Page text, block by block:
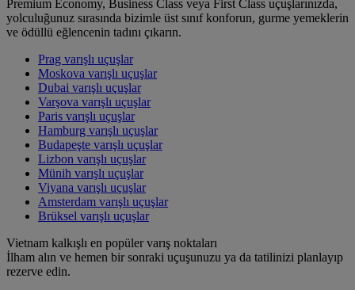
Premium Economy, Business Class veya First Class uçuşlarınızda,
yolculuğunuz sırasında bizimle üst sınıf konforun, gurme yemeklerin
ve ödüllü eğlencenin tadını çıkarın.
Prag varışlı uçuşlar
Moskova varışlı uçuşlar
Dubai varışlı uçuşlar
Varşova varışlı uçuşlar
Paris varışlı uçuşlar
Hamburg varışlı uçuşlar
Budapeşte varışlı uçuşlar
Lizbon varışlı uçuşlar
Münih varışlı uçuşlar
Viyana varışlı uçuşlar
Amsterdam varışlı uçuşlar
Brüksel varışlı uçuşlar
Vietnam kalkışlı en popüler varış noktaları
İlham alın ve hemen bir sonraki uçuşunuzu ya da tatilinizi planlayıp
rezerve edin.